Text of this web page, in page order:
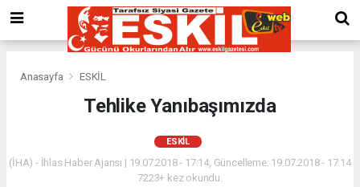
Anasayfa ESKİL
Tehlike Yanıbaşımızda
ESKİL
(İHA) - İhlas Haber Ajansı | 19.07.2018 - 17:14, Güncelleme: 19.07.2018 - 17:14
7223+ kez okundu.